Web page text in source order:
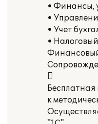
• Финансы,
•
• Учет
•

Бесплатная
к